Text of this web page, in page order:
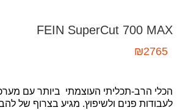
FEIN SuperCut 700 MAX
₪2765
הכלי הרב-תכליתי העוצמתי ביותר עם
לעבודות פנים ולשיפוץ. מגיע בצרוף של